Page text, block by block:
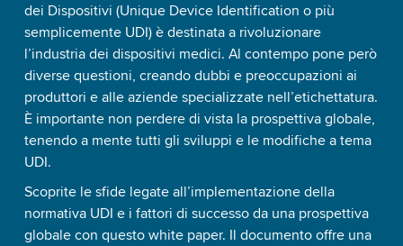
dei Dispositivi (Unique Device Identification o più
semplicemente UDI) è destinata a rivoluzionare
l’industria dei dispositivi medici. Al contempo pone però
diverse questioni, creando dubbi e preoccupazioni ai
produttori e alle aziende specializzate nell’etichettatura.
È importante non perdere di vista la prospettiva globale,
tenendo a mente tutti gli sviluppi e le modifiche a tema
UDI.
Scoprite le sfide legate all’implementazione della
normativa UDI e i fattori di successo da una prospettiva
globale con questo white paper. Il documento offre una